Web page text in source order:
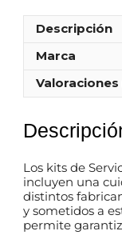
Descripción
Marca
Valoraciones
Los kits de
incluyen una
distintos
y sometidos a
permite